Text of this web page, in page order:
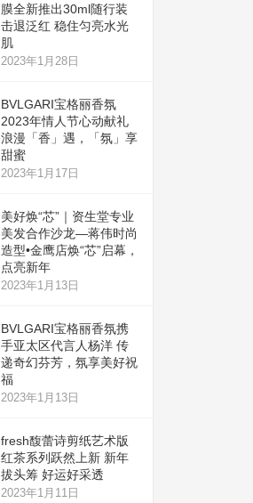
膜全新推出30ml随行装
击退泛红 稳住匀亮水光
肌
2023年1月28日
BVLGARI宝格丽香氛
2023年情人节心动献礼
浪漫「香」遇，「氛」享
甜蜜
2023年1月17日
美好焕“芯”｜资生堂专业
美发合作沙龙—蒋伟时尚
造型•金鹰店焕“芯”启幕，
点亮新年
2023年1月13日
BVLGARI宝格丽香氛携
手亚太区代言人杨洋 传
递奇幻芬芳，氛享美好祝
福
2023年1月13日
fresh馥蕾诗剪纸艺术版
红茶系列跃然上新 新年
拔头筹 好运好采透
2023年1月11日